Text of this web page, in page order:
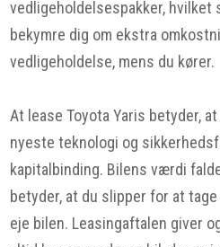
vedligeholdelsespakker, hvilket
bekymre dig om ekstra
vedligeholdelse, mens du kører.
At lease Toyota Yaris betyder,
nyeste teknologi og
kapitalbinding. Bilens værdi
betyder, at du slipper for at
eje bilen. Leasingaftalen giver